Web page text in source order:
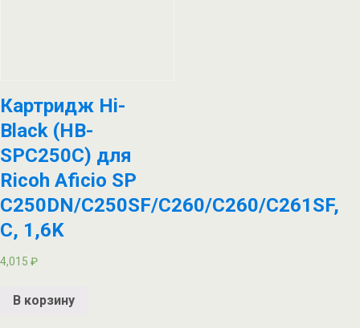
Картридж Hi-
Black (HB-
SPC250C) для
Ricoh Aficio SP
C250DN/C250SF/C260/C260/C261SF,
C, 1,6K
4,015 ₽
В корзину